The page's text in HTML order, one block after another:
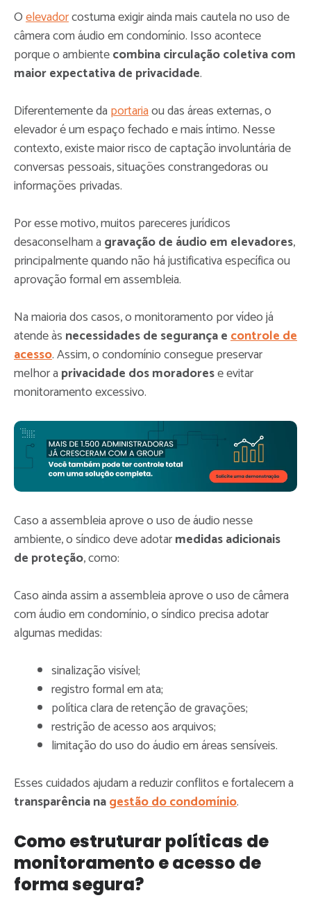
Oelevadorcostuma exigir ainda mais cautela no uso de
câmera com áudio em condomínio. Isso acontece
porque o ambientecombina circulação coletiva com
maior expectativa de privacidade.
Diferentemente da portariaou das áreas externas, o
elevador é um espaço fechado e mais íntimo. Nesse
contexto, existe maior risco de captação involuntária de
conversas pessoais, situações constrangedoras ou
informações privadas.
Por esse motivo, muitos pareceres jurídicos
desaconselham a gravação de áudio em elevadores,
principalmente quando não há justificativa específica ou
aprovação formal em assembleia.
Na maioria dos casos, o monitoramento por vídeo já
atende às necessidades de segurança econtrole de
acesso. Assim, o condomínio consegue preservar
melhor a privacidade dos moradorese evitar
monitoramento excessivo.
Caso a assembleia aprove o uso de áudio nesse
ambiente, o síndico deve adotarmedidas adicionais
de proteção, como:
Caso ainda assim a assembleia aprove o uso de câmera
com áudio em condomínio, o síndico precisa adotar
algumas medidas:
sinalização visível;
registro formal em ata;
política clara de retenção de gravações;
restrição de acesso aos arquivos;
limitação do uso do áudio em áreas sensíveis.
Esses cuidados ajudam a reduzir conflitos e fortalecem a
transparência nagestão do condomínio.
Como estruturar políticas de
monitoramento e acesso de
forma segura?